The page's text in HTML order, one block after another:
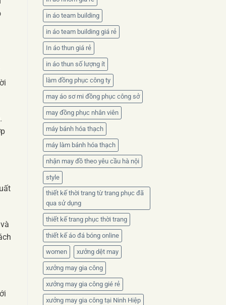
in áo team building
in áo team building giá rẻ
In áo thun giá rẻ
in áo thun số lượng ít
làm đồng phục công ty
may áo sơ mi đồng phục công sở
may đồng phục nhân viên
máy bánh hóa thạch
máy làm bánh hóa thạch
nhận may đồ theo yêu cầu hà nội
style
thiết kế thời trang từ trang phục đã
qua sử dụng
thiết kế trang phục thời trang
thiết kế áo đá bóng online
women xưởng dệt may
xưởng may gia công
xưởng may gia công gié rẻ
xưởng may gia công tại Ninh Hiệp